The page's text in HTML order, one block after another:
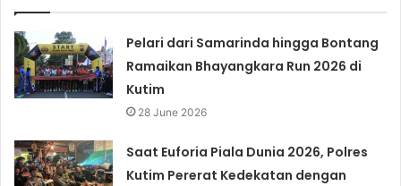
Pelari dari Samarinda hingga Bontang
Ramaikan Bhayangkara Run 2026 di
Kutim
28 June 2026
Saat Euforia Piala Dunia 2026, Polres
Kutim Pererat Kedekatan dengan